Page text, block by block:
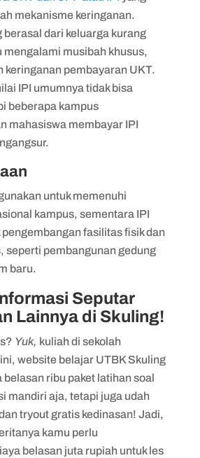
mekanisme keringanan.
berasal dari keluarga kurang
mengalami musibah khusus,
keringanan pembayaran UKT.
IPI umumnya tidak bisa
beberapa kampus
mahasiswa membayar IPI
untuk memenuhi
kampus, sementara IPI
fasilitas fisik dan
seperti pembangunan gedung
baru.
Seputar
Lainnya di Skuling!
Yuk, kuliah di sekolah
website belajar UTBK Skuling
belasan ribu paket latihan soal
mandiri aja, tetapi juga udah
tryout gratis kedinasan! Jadi,
kamu perlu
belasan juta rupiah untuk les